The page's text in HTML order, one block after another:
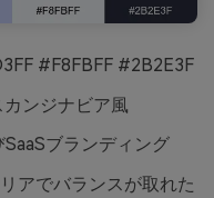
#F8FBFF #2B2E3F
ンジナビア風
ブランディング
アでバランスが取れた